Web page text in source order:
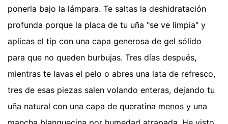
ponerla bajo la lámpara. Te saltas la deshidratación
profunda porque la placa de tu uña "se ve limpia" y
aplicas el tip con una capa generosa de gel sólido
para que no queden burbujas. Tres días después,
mientras te lavas el pelo o abres una lata de refresco,
tres de esas piezas salen volando enteras, dejando tu
uña natural con una capa de queratina menos y una